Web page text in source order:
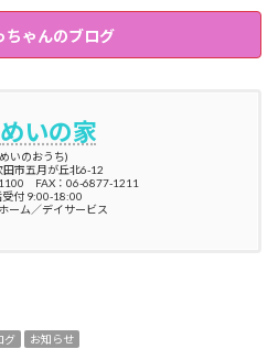
ちゃんのブログ
めいの家
いのおうち)
田市五月が丘北6-12
FAX：06-6877-1211
受付 9:00-18:00
ーム／デイサービス
グ お知らせ